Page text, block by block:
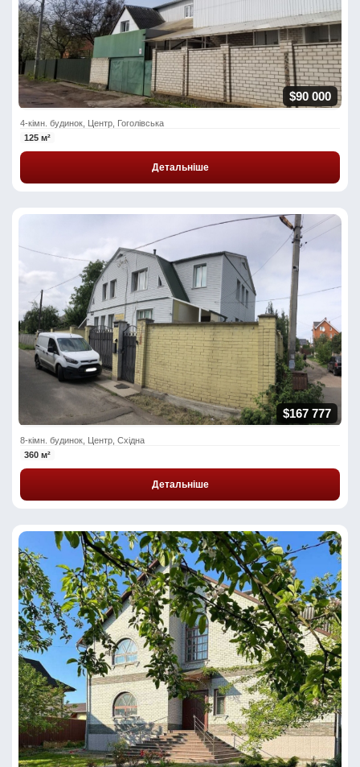
$90 000
4-кімн. будинок, Центр, Гоголівська
125 м²
Детальніше
$167 777
8-кімн. будинок, Центр, Східна
360 м²
Детальніше